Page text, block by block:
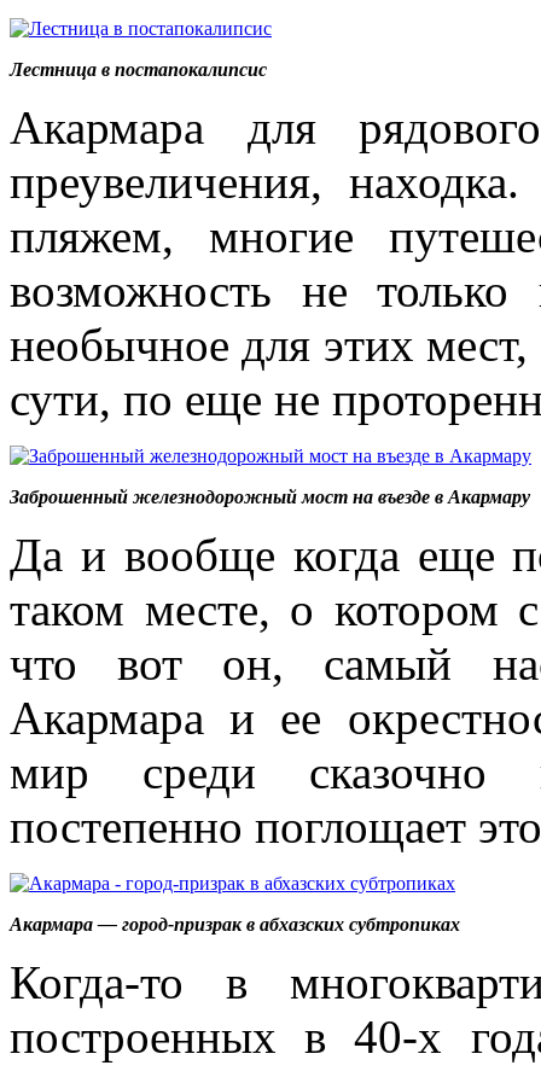
Лестница в постапокалипсис
Акармара для
преувеличения,
пляжем, многие
возможность не
необычное для этих
сути, по еще не
Заброшенный железнодорожный мост на въезде в Акармару
Да и вообще когда еще
таком месте, о котором
что вот он, самый
Акармара и ее
мир среди сказочно
постепенно поглощает
Акармара — город-призрак в абхазских субтропиках
Когда-то в
построенных в 40-х